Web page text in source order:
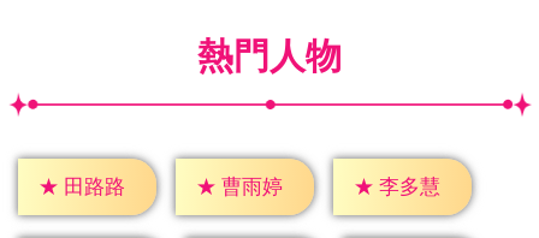
熱門人物
★ 田路路 ★ 曹雨婷 ★ 李多慧